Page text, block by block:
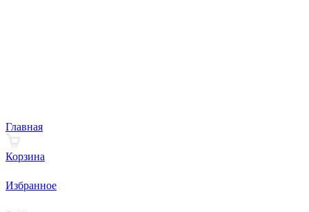
Главная
Корзина
Избранное